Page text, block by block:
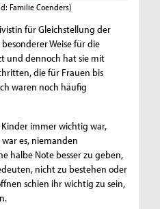
Familie Coenders)
für Gleichstellung der
Weise für die
und dennoch hat sie mit
die für Frauen bis
waren noch häufig
immer wichtig war,
es, niemanden
halbe Note besser zu geben,
nicht zu bestehen oder
schien ihr wichtig zu sein,